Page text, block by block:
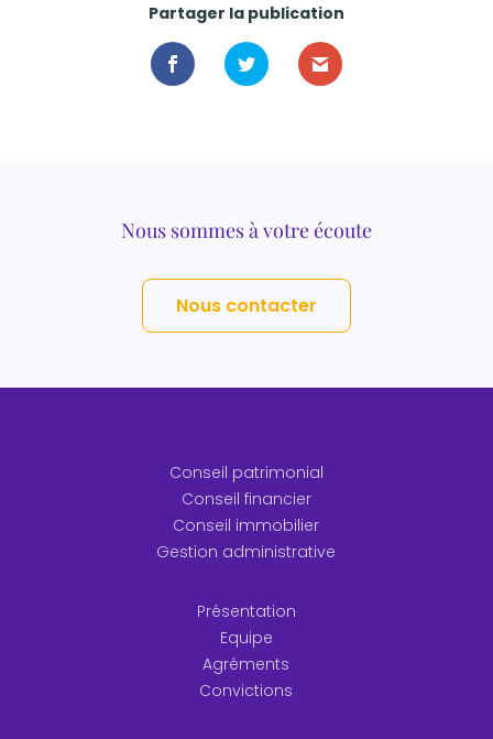
Partager la publication
Nous sommes à votre écoute
Nous contacter
Conseil patrimonial
Conseil financier
Conseil immobilier
Gestion administrative
Présentation
Equipe
Agréments
Convictions